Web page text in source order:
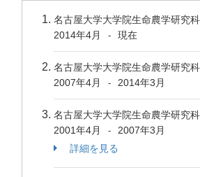
名古屋大学大学院生命農学研究
2014年4月
- 現在
名古屋大学大学院生命農学研究
2007年4月
- 2014年3月
名古屋大学大学院生命農学研究
2001年4月
-
2007年3月
詳細を見る